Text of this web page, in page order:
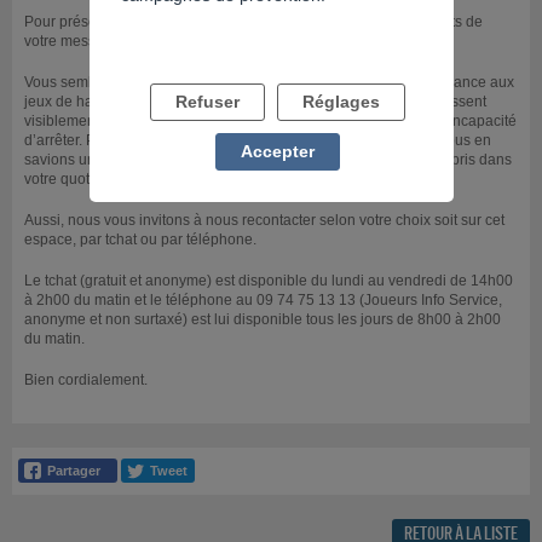
Pour préserver l'anonymat nous avons supprimé certains éléments de
votre message.
Vous semblez être en grande difficulté par rapport à votre dépendance aux
jeux de hasard et nous vous comprenons. Vos économies connaissent
visiblement une « hémorragie » que vous êtes, peut-être, dans l’incapacité
d’arrêter. Pour mieux vous être utile il nous serait plus aidant si nous en
savions un peu plus sur vous et de la place que cette addiction a pris dans
votre quotidien.
Aussi, nous vous invitons à nous recontacter selon votre choix soit sur cet
espace, par tchat ou par téléphone.
Le tchat (gratuit et anonyme) est disponible du lundi au vendredi de 14h00
à 2h00 du matin et le téléphone au 09 74 75 13 13 (Joueurs Info Service,
anonyme et non surtaxé) est lui disponible tous les jours de 8h00 à 2h00
du matin.
Bien cordialement.
RETOUR À LA LISTE
Refuser Réglages
Accepter